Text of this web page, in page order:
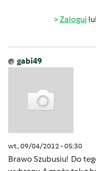
Zaloguj
gabi49
wt., 09/04/2012 - 05:30
Brawo Szubusiu! Do